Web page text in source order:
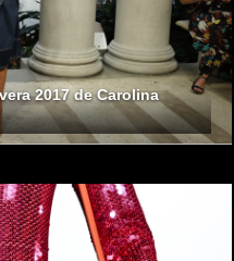
2017 de Carolina